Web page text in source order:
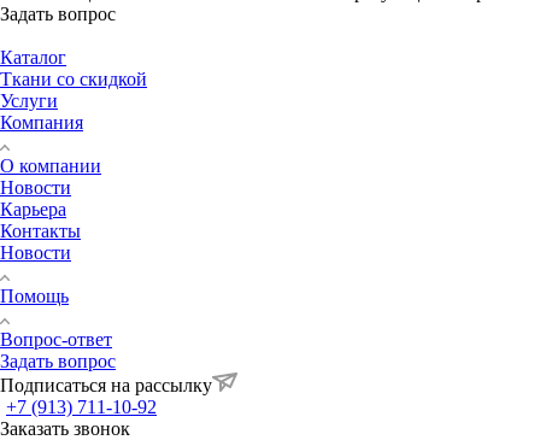
Задать вопрос
Каталог
Ткани со скидкой
Услуги
Компания
О компании
Новости
Карьера
Контакты
Новости
Помощь
Вопрос-ответ
Задать вопрос
Подписаться на рассылку
+7 (913) 711-10-92
Заказать звонок